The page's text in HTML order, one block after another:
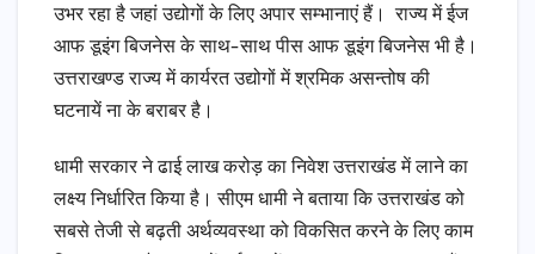
उभर रहा है जहां उद्योगों के लिए अपार सम्भानाएं हैं। राज्य में ईज
आफ डूइंग बिजनेस के साथ-साथ पीस आफ डूइंग बिजनेस भी है।
उत्तराखण्ड राज्य में कार्यरत उद्योगों में श्रमिक असन्तोष की
घटनायें ना के बराबर है।
धामी सरकार ने ढाई लाख करोड़ का निवेश उत्तराखंड में लाने का
लक्ष्य निर्धारित किया है। सीएम धामी ने बताया कि उत्तराखंड को
सबसे तेजी से बढ़ती अर्थव्यवस्था को विकसित करने के लिए काम